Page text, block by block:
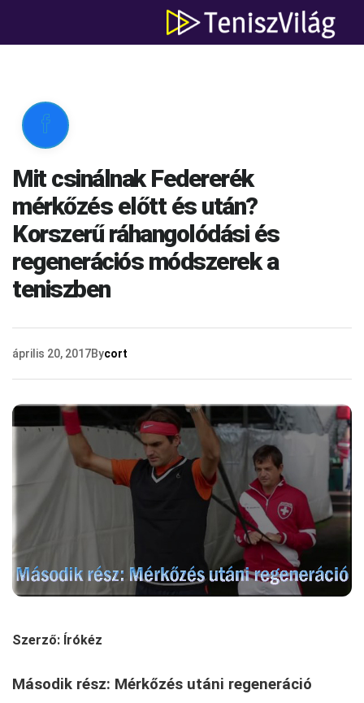

Mit csinálnak Federerék
mérkőzés előtt és után?
Korszerű ráhangolódási és
regenerációs módszerek a
teniszben
április 20, 2017Bycort
Szerző: Írókéz
Második rész: Mérkőzés utáni regeneráció